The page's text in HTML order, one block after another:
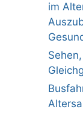
im